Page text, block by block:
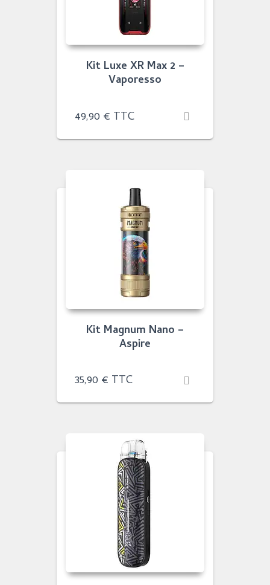
Kit Luxe XR Max 2 –
Vaporesso
49,90 € TTC
Kit Magnum Nano –
Aspire
35,90 € TTC